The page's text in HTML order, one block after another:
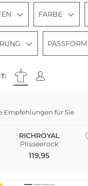
FARBE
PASSFORM
Empfehlungen für Sie
RICHROYAL
Plisseerock
119,95